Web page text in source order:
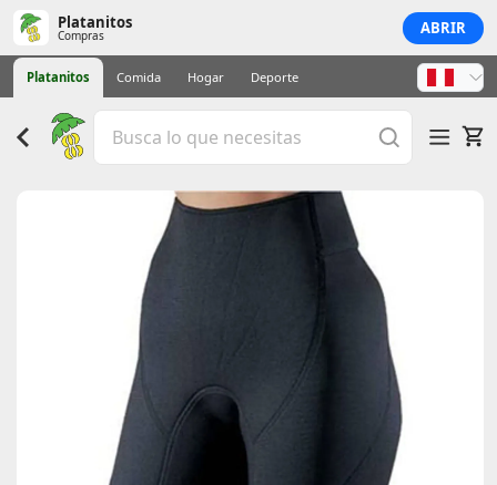
Platanitos
Compras ABRIR
Platanitos Comida Hogar Deporte